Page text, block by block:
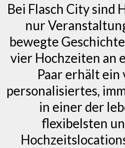
Bei Flasch City sind
nur
bewegte
vier Hochzeiten an
Paar erhält ein
personalisiertes,
in einer der
flexibelsten